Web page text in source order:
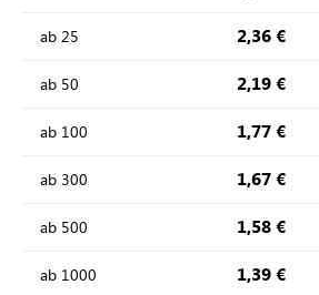
ab 25 2,36 €
ab 50 2,19 €
ab 100 1,77 €
ab 300 1,67 €
ab 500 1,58 €
ab 1000 1,39 €